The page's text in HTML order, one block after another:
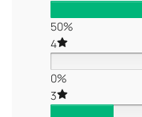
50%
4
0%
3